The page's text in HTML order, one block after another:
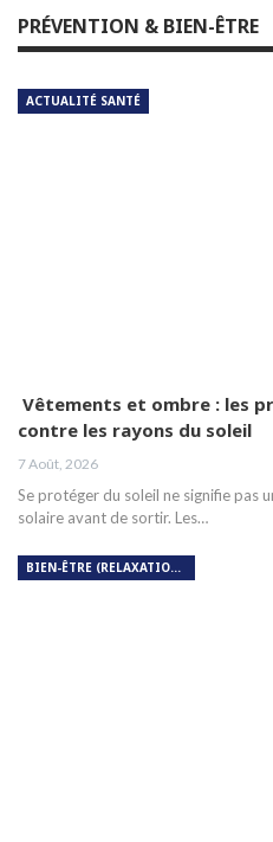
PRÉVENTION & BIEN-ÊTRE
ACTUALITÉ SANTÉ
Vêtements et ombre : les
contre les rayons du soleil
7 Août, 2026
Se protéger du soleil ne signifie pas
solaire avant de sortir. Les…
BIEN-ÊTRE (RELAXATION, MÉDITATION, SOIN DU CORPS)